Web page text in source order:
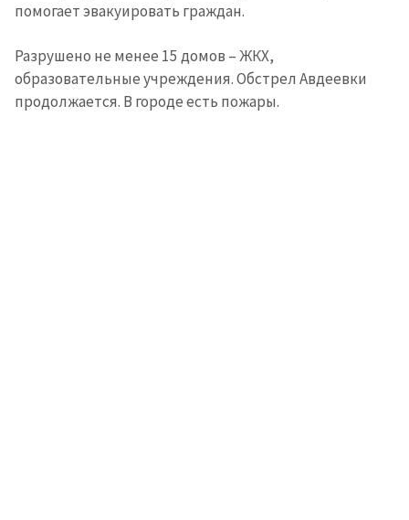
помогает эвакуировать граждан.
Разрушено не менее 15 домов – ЖКХ,
образовательные учреждения. Обстрел Авдеевки
продолжается. В городе есть пожары.